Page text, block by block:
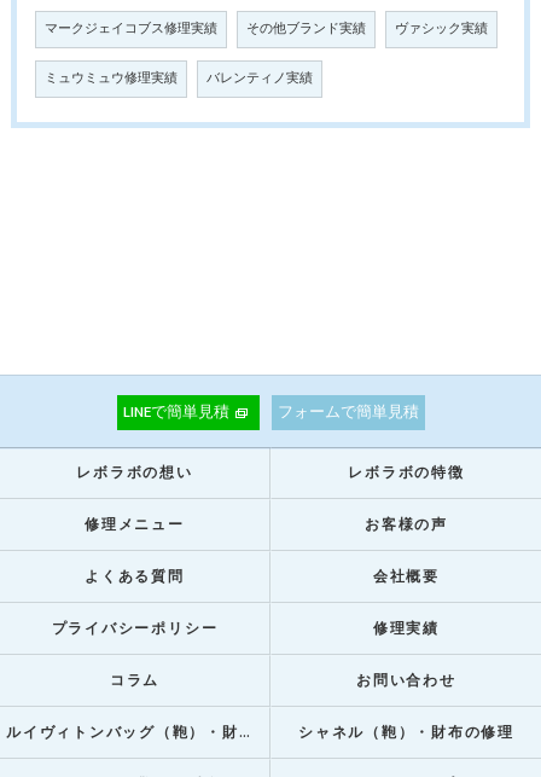
マークジェイコブス修理実績 その他ブランド実績 ヴァシック実績
ミュウミュウ修理実績 バレンティノ実績
LINEで簡単見積 フォームで簡単見積
レボラボの想い レボラボの特徴
修理メニュー お客様の声
よくある質問 会社概要
プライバシーポリシー 修理実績
コラム お問い合わせ
ルイヴィトンバッグ（鞄）・財布の修理 シャネル（鞄）・財布の修理